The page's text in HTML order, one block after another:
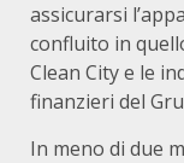
assicurarsi
confluito in
Clean City e le
finanzieri del
In meno di due